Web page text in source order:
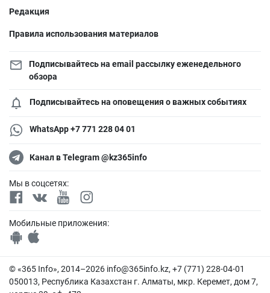
Редакция
Правила использования материалов
Подписывайтесь на email рассылку еженедельного
обзора
Подписывайтесь на оповещения о важных событиях
WhatsApp +7 771 228 04 01
Канал в Telegram @kz365info
Мы в соцсетях:
Мобильные приложения:
© «365 Info», 2014–2026 info@365info.kz, +7 (771) 228-04-01
050013, Республика Казахстан г. Алматы, мкр. Керемет, дом 7,